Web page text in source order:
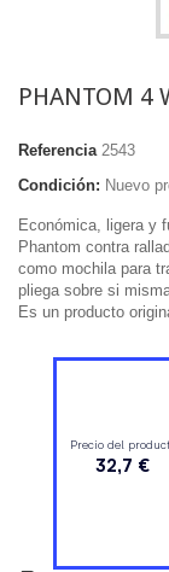
PHANTOM 4
Referencia 2543
Condición: Nuevo
Económica, ligera y
Phantom contra
como mochila para
pliega sobre si
Es un producto